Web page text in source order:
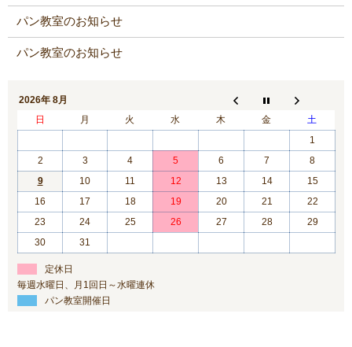
パン教室のお知らせ
パン教室のお知らせ
2026年 8月
日
月 火 水 木 金
土
1
2
3 4 5 6 7
8
9
10 11 12 13 14
15
16
17 18 19 20 21
22
23
24 25 26 27 28
29
30
31
定休日
毎週水曜日、月1回日～水曜連休
パン教室開催日